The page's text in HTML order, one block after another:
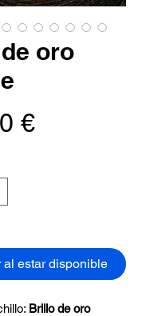
oro
€Precio
al estar disponible
Brillo de oro